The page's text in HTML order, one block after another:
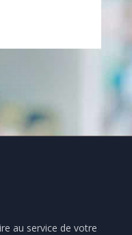
au service de votre